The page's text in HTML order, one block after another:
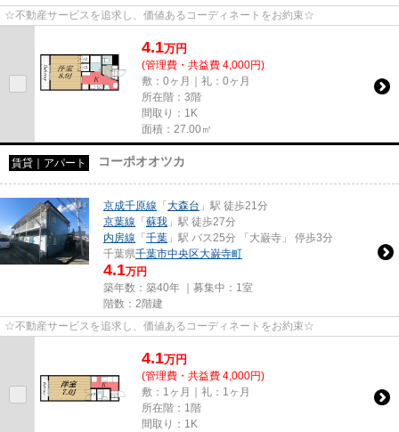
☆不動産サービスを追求し、価値あるコーディネートをお約束☆
4.1万円
(管理費・共益費 4,000円)
敷：0ヶ月｜礼：0ヶ月
所在階：3階
間取り：1K
面積：27.00㎡
賃貸｜アパート コーポオオツカ
京成千原線 「大森台 」駅 徒歩21分
京葉線 「蘇我 」駅 徒歩27分
内房線 「千葉 」駅 バス25分 「大巌寺」 停歩3分
千葉県千葉市中央区大巌寺町
4.1万円
築年数：築40年 ｜募集中： 1室
階数：2階建
☆不動産サービスを追求し、価値あるコーディネートをお約束☆
4.1万円
(管理費・共益費 4,000円)
敷：1ヶ月｜礼：1ヶ月
所在階：1階
間取り：1K